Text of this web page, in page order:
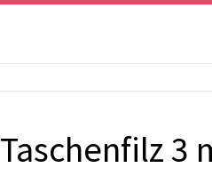
Taschenfilz 3